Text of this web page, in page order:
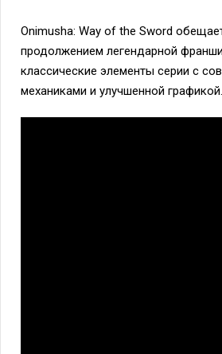
Onimusha: Way of the Sword
продолжением легендарной
классические элементы серии с
механиками и улучшенной графикой.